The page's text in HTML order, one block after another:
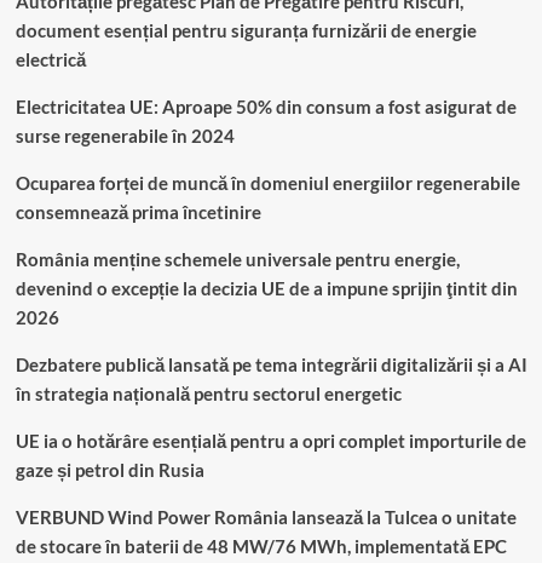
document esențial pentru siguranța furnizării de energie
electrică
Electricitatea UE: Aproape 50% din consum a fost asigurat de
surse regenerabile în 2024
Ocuparea forței de muncă în domeniul energiilor regenerabile
consemnează prima încetinire
România menține schemele universale pentru energie,
devenind o excepție la decizia UE de a impune sprijin ţintit din
2026
Dezbatere publică lansată pe tema integrării digitalizării și a AI
în strategia națională pentru sectorul energetic
UE ia o hotărâre esențială pentru a opri complet importurile de
gaze și petrol din Rusia
VERBUND Wind Power România lansează la Tulcea o unitate
de stocare în baterii de 48 MW/76 MWh, implementată EPC